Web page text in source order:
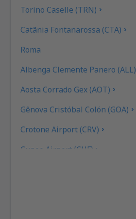
Torino Caselle (TRN)
Catânia Fontanarossa (CTA)
Roma
Albenga Clemente Panero (ALL)
Aosta Corrado Gex (AOT)
Gênova Cristóbal Colón (GOA)
Crotone Airport (CRV)
Cuneo Airport (CUF)